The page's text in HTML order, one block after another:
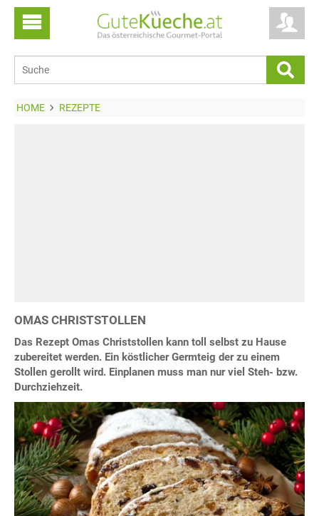
HOME REZEPTE
OMAS CHRISTSTOLLEN
Das Rezept Omas Christstollen kann toll selbst zu Hause
zubereitet werden. Ein köstlicher Germteig der zu einem
Stollen gerollt wird. Einplanen muss man nur viel Steh- bzw.
Durchziehzeit.